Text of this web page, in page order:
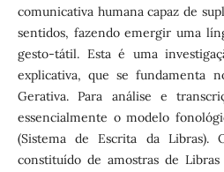
comunicativa humana capaz de
sentidos, fazendo emergir uma
gesto-tátil. Esta é uma
explicativa, que se fundamenta
Gerativa. Para análise e
essencialmente o modelo
(Sistema de Escrita da Libras).
constituído de amostras de